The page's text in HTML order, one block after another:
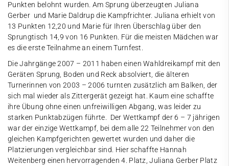
Punkten belohnt wurden. Am Sprung überzeugten Juliana
Gerber und Marie Daldrup die Kampfrichter. Juliana erhielt von
13 Punkten 12,20 und Marie für Ihren Überschlag über den
Sprungtisch 14,9 von 16 Punkten. Für die meisten Mädchen war
es die erste Teilnahme an einem Turnfest.
Die Jahrgänge 2007 – 2011 haben einen Wahldreikampf mit den
Geräten Sprung, Boden und Reck absolviert, die älteren
Turnerinnen von 2003 – 2006 turnten zusätzlich am Balken, der
sich mal wieder als Zittergerät gezeigt hat. Kaum eine schaffte
ihre Übung ohne einen unfreiwilligen Abgang, was leider zu
starken Punktabzügen führte. Der Wettkampf der 6 – 7 jährigen
war der einzige Wettkampf, bei dem alle 22 Teilnehmer von den
gleichen Kampfgerichten gewertet wurden und daher die
Platzierungen vergleichbar sind. Hier schaffte Hannah
Weitenberg einen hervorragenden 4. Platz, Juliana Gerber Platz